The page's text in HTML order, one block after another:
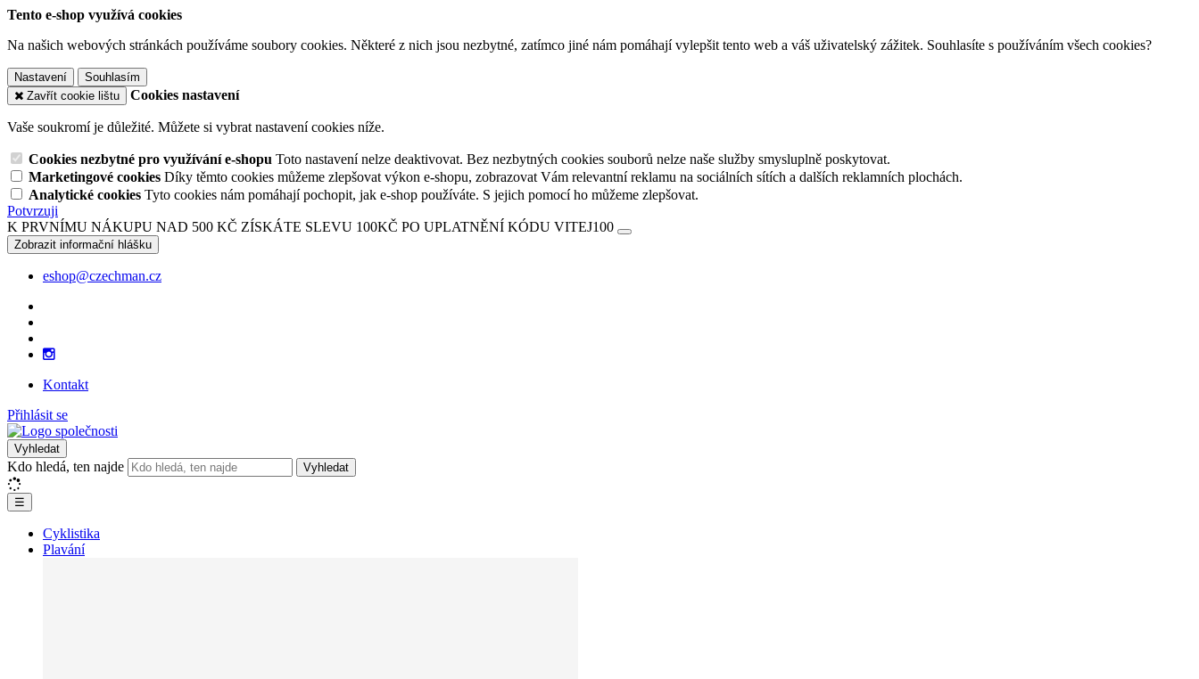
Tento e-shop využívá cookies
Na našich webových stránkách používáme soubory cookies. Některé z nich jsou nezbytné, zatímco jiné nám pomáhají vylepšit tento web a váš uživatelský zážitek. Souhlasíte s používáním všech cookies?
Nastavení
Souhlasím
Zavřít cookie lištu
Cookies nastavení
Vaše soukromí je důležité. Můžete si vybrat nastavení cookies níže.
Cookies nezbytné pro využívání e-shopu Toto nastavení nelze deaktivovat. Bez nezbytných cookies souborů nelze naše služby smysluplně poskytovat.
Marketingové cookies Díky těmto cookies můžeme zlepšovat výkon e-shopu, zobrazovat Vám relevantní reklamu na sociálních sítích a dalších reklamních plochách.
Analytické cookies Tyto cookies nám pomáhají pochopit, jak e-shop používáte. S jejich pomocí ho můžeme zlepšovat.
Potvrzuji
K PRVNÍMU NÁKUPU NAD 500 KČ ZÍSKÁTE SLEVU 100KČ PO UPLATNĚNÍ KÓDU VITEJ100
Zobrazit informační hlášku
eshop@czechman.cz
Kontakt
Přihlásit se
Vyhledat
Kdo hledá, ten najde Vyhledat
☰
Cyklistika
Plavání